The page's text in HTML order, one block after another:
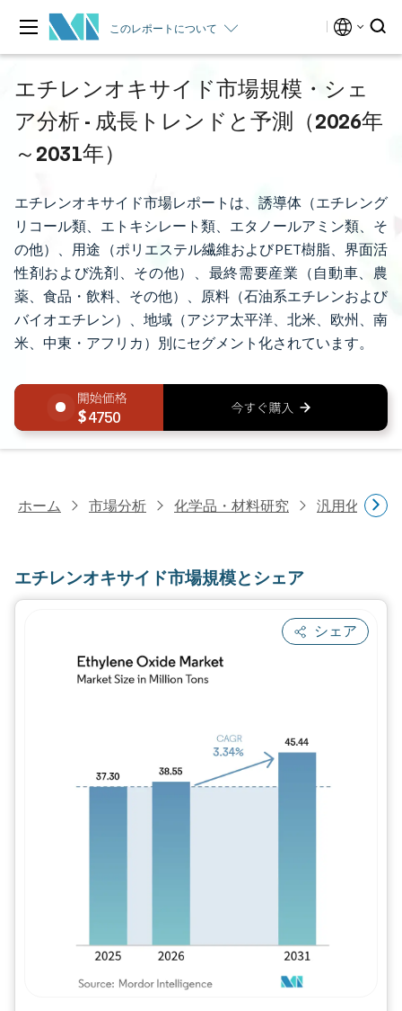
このレポートについて
エチレンオキサイド市場規模・シェ
ア分析 - 成長トレンドと予測（2026年
～2031年）
エチレンオキサイド市場レポートは、誘導体（エチレング
リコール類、エトキシレート類、エタノールアミン類、そ
の他）、用途（ポリエステル繊維およびPET樹脂、界面活
性剤および洗剤、その他）、最終需要産業（自動車、農
薬、食品・飲料、その他）、原料（石油系エチレンおよび
バイオエチレン）、地域（アジア太平洋、北米、欧州、南
米、中東・アフリカ）別にセグメント化されています。
4750
ホーム 市場分析 化学品・材料研究 汎用化学品
エチレンオキサイド市場規模とシェア
シェア